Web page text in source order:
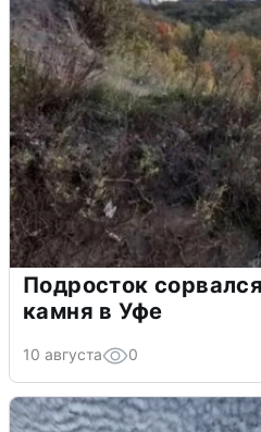
Подросток
камня в Уфе
10 августа 0